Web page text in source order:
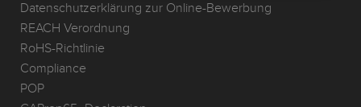
Datenschutzerklärung zur Online-Bewerbung
REACH Verordnung
RoHS-Richtlinie
Compliance
POP